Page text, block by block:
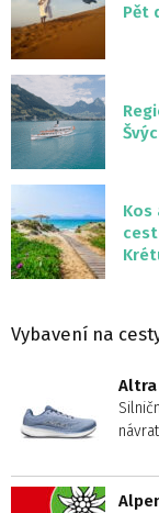
Pět
Kos
Vybavení na
Altra